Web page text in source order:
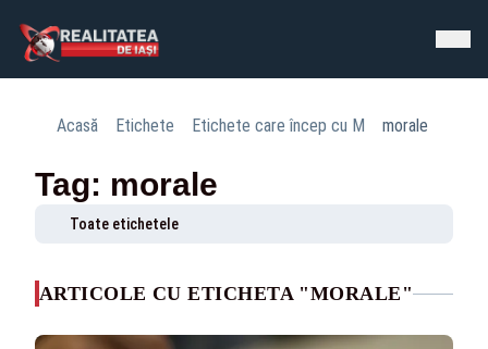
Acasă Etichete Etichete care încep cu M morale
Tag: morale
Toate etichetele
ARTICOLE CU ETICHETA "MORALE"